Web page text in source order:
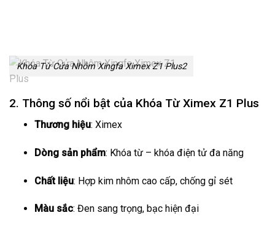
Khóa Từ Cửa Nhôm Xingfa Ximex Z1 Plus2
2. Thông số nổi bật của Khóa Từ Ximex Z1 Plus
Thương hiệu: Ximex
Dòng sản phẩm: Khóa từ – khóa điện tử đa năng
Chất liệu: Hợp kim nhôm cao cấp, chống gỉ sét
Màu sắc: Đen sang trọng, bạc hiện đại